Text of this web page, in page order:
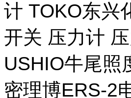
计 TOKO东兴
开关 压力计
USHIO牛尾照
密理博ERS-2